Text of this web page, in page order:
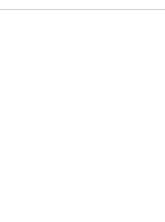
La reserva no cierra la